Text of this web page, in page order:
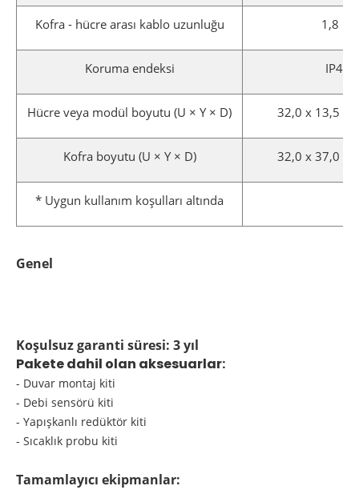
Kofra - hücre arası kablo uzunluğu 1,8 m
Koruma endeksi IP43
Hücre veya modül boyutu (U × Y × D) 32,0 x 13,5 x
Kofra boyutu (U × Y × D) 32,0 x 37,0 x
* Uygun kullanım koşulları altında
Genel
Koşulsuz garanti süresi: 3 yıl
Pakete dahil olan aksesuarlar:
- Duvar montaj kiti
- Debi sensörü kiti
- Yapışkanlı redüktör kiti
- Sıcaklık probu kiti
Tamamlayıcı ekipmanlar: